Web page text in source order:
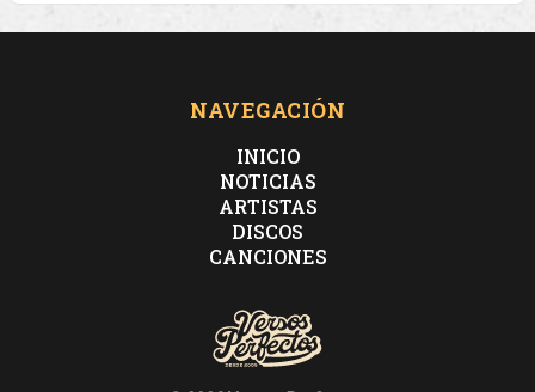
NAVEGACIÓN
INICIO
NOTICIAS
ARTISTAS
DISCOS
CANCIONES